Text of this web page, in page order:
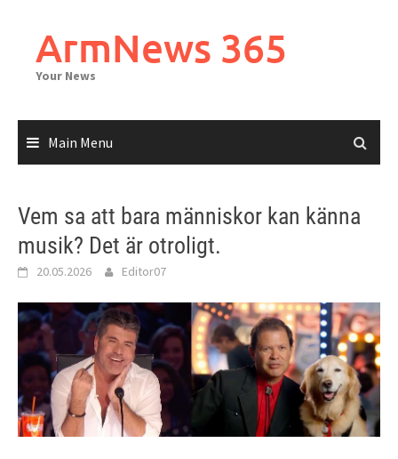
contentArmNews 365
Your News
Main Menu
Vem sa att bara människor kan känna
musik? Det är otroligt.
20.05.2026 Editor07